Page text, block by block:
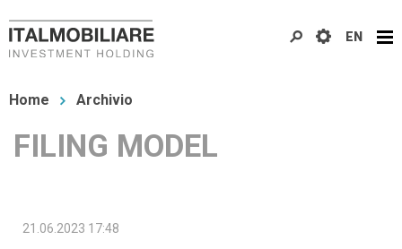
al
principale
Tu
qui
Home Archivio
FILING MODEL
21.06.2023 17:48
EN